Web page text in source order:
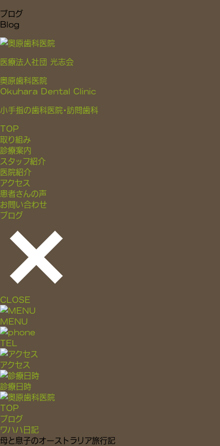
ブログ
Blog
医療法人社団 光志会
奥原歯科医院
Okuhara Dental Clinic
小手指の歯科医院・訪問歯科
TOP
取り組み
診療案内
スタッフ紹介
医院紹介
アクセス
患者さんの声
お問い合わせ
ブログ
CLOSE
MENU
TEL
アクセス
診療日時
TOP
ブログ
ワハハ日記
母と息子のオーストラリア旅行記